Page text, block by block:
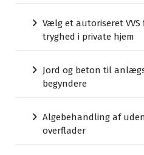
Vælg et autoriseret
tryghed i private hjem
Jord og beton til
begyndere
Algebehandling af
overflader